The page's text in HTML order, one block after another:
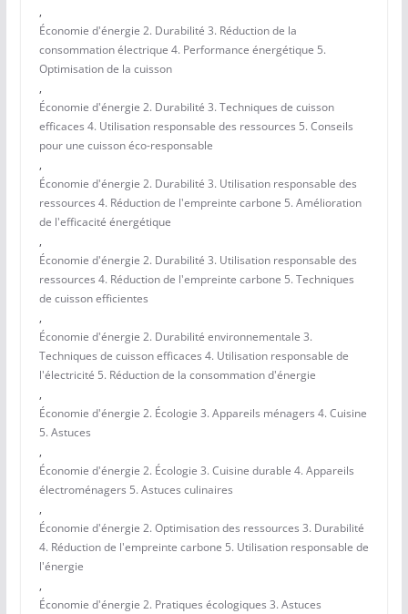
,
Économie d'énergie 2. Durabilité 3. Réduction de la
consommation électrique 4. Performance énergétique 5.
Optimisation de la cuisson
,
Économie d'énergie 2. Durabilité 3. Techniques de cuisson
efficaces 4. Utilisation responsable des ressources 5. Conseils
pour une cuisson éco-responsable
,
Économie d'énergie 2. Durabilité 3. Utilisation responsable des
ressources 4. Réduction de l'empreinte carbone 5. Amélioration
de l'efficacité énergétique
,
Économie d'énergie 2. Durabilité 3. Utilisation responsable des
ressources 4. Réduction de l'empreinte carbone 5. Techniques
de cuisson efficientes
,
Économie d'énergie 2. Durabilité environnementale 3.
Techniques de cuisson efficaces 4. Utilisation responsable de
l'électricité 5. Réduction de la consommation d'énergie
,
Économie d'énergie 2. Écologie 3. Appareils ménagers 4. Cuisine
5. Astuces
,
Économie d'énergie 2. Écologie 3. Cuisine durable 4. Appareils
électroménagers 5. Astuces culinaires
,
Économie d'énergie 2. Optimisation des ressources 3. Durabilité
4. Réduction de l'empreinte carbone 5. Utilisation responsable de
l'énergie
,
Économie d'énergie 2. Pratiques écologiques 3. Astuces